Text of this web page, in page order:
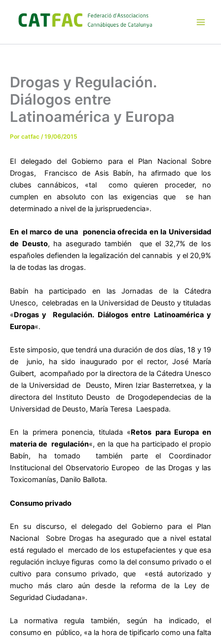
contenido
Drogas y Regulación.
Diálogos entre
Latinoamérica y Europa
Por catfac /19/06/2015
El delegado del Gobierno para el Plan Nacional Sobre
Drogas, Francisco de Asis Babín, ha afirmado que los
clubes cannábicos, «tal como quieren proceder, no
cumplen en absoluto con las exigencias que se han
determinado a nivel de la jurispruedencia».
En el marco de una ponencia ofrecida en la Universidad
de Deusto, ha asegurado también que el 32,7% de los
españoles defienden la legalización del cannabis y el 20,9%
la de todas las drogas.
Babín ha participado en las Jornadas de la Cátedra
Unesco, celebradas en la Universidad de Deusto y tituladas
«Drogas y Regulación. Diálogos entre Latinoamérica y
Europa«.
Este simposio, que tendrá una duración de dos días, 18 y 19
de junio, ha sido inaugurado por el rector, José María
Guibert, acompañado por la directora de la Cátedra Unesco
de la Universidad de Deusto, Miren Iziar Basterretxea, y la
directora del Instituto Deusto de Drogodependecias de la
Universidad de Deusto, María Teresa Laespada.
En la primera ponencia, titulada «Retos para Europa en
materia de regulación«, en la que ha participado el propio
Babín, ha tomado también parte el Coordinador
Institucional del Observatorio Europeo de las Drogas y las
Toxicomanías, Danilo Ballota.
Consumo privado
En su discurso, el delegado del Gobierno para el Plan
Nacional Sobre Drogas ha asegurado que a nivel estatal
está regulado el mercado de los estupefacientes y que esa
regulación incluye figuras como la del consumo privado o el
cultivo para consumo privado, que «está autorizado y
mucho más claro aún desde la reforma de la Ley de
Seguridad Ciudadana».
La normativa regula también, según ha indicado, el
consumo en público, «a la hora de tipificarlo como una falta